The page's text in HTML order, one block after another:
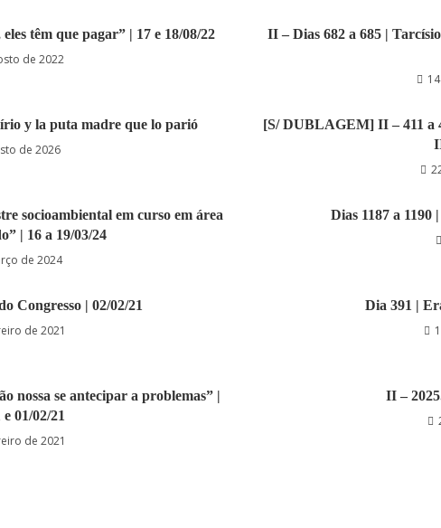
têm que pagar” | 17 e 18/08/22
de 2022
II – Dias 682 a 685 |
y la puta madre que lo parió
de 2026
[S/ DUBLAGEM] II – 411 a
socioambiental em curso em área
| 16 a 19/03/24
de 2024
Dias 1187 a 1190
Congresso | 02/02/21
de 2021
Dia 391 |
nossa se antecipar a problemas” |
01/02/21
de 2021
II –